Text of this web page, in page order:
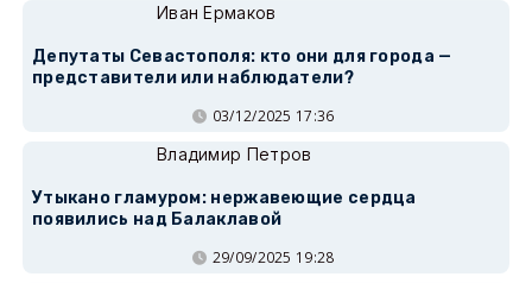
Иван Ермаков
Депутаты Севастополя: кто они для города —
представители или наблюдатели?
03/12/2025 17:36
Владимир Петров
Утыкано гламуром: нержавеющие сердца
появились над Балаклавой
29/09/2025 19:28